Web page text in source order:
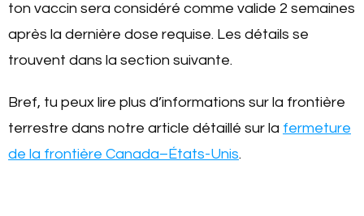
ton vaccin sera considéré comme valide 2 semaines
après la dernière dose requise. Les détails se
trouvent dans la section suivante.
Bref, tu peux lire plus d’informations sur la frontière
terrestre dans notre article détaillé sur la fermeture
de la frontière Canada–États-Unis.